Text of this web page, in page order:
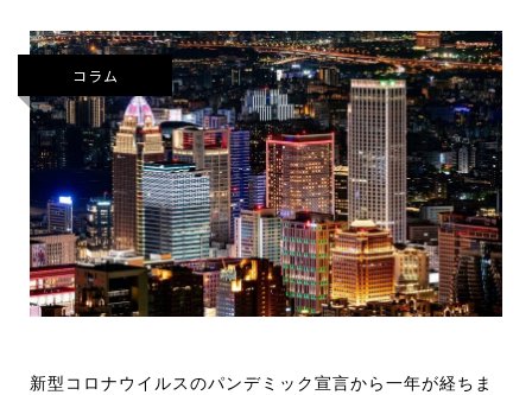
コラム
新型コロナウイルスのパンデミック宣言から一年が経ちま